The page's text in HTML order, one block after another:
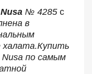
Nusa № 4285 с
в
халата.Купить
по самым